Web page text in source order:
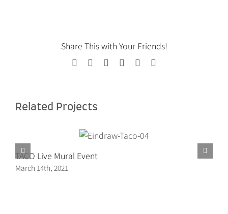
Share This with Your Friends!
Facebook
TwitterLinkedInWhatsApp
Pinterest
Related Projects
TACO Live Mural Event
March 14th, 2021